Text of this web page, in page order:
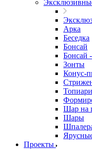
Арка
Беседка
Бонсай
Бонсай
Зонты
Конус-
Шар на
Шары
Проекты